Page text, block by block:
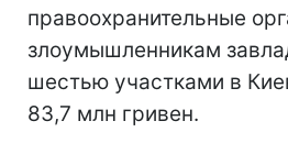
правоохранительные
злоумышленникам
шестью участками в
83,7 млн гривен.